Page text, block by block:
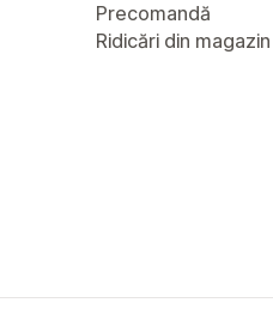
Precomandă
Ridicări din magazin